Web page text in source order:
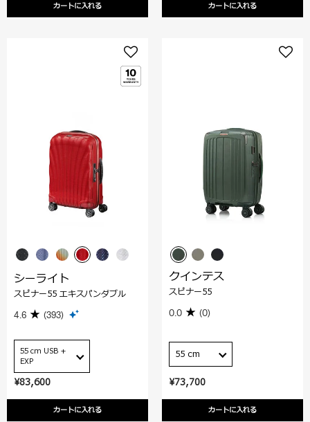
カートに入れる カートに入れる
¥83,600
カートに入れる
シーライト
スピナー55 エキスパンダブル
4.6 (393)
55 cm USB +
EXP
¥73,700
カートに入れる
クインテス
スピナー55
0.0 (0)
55 cm